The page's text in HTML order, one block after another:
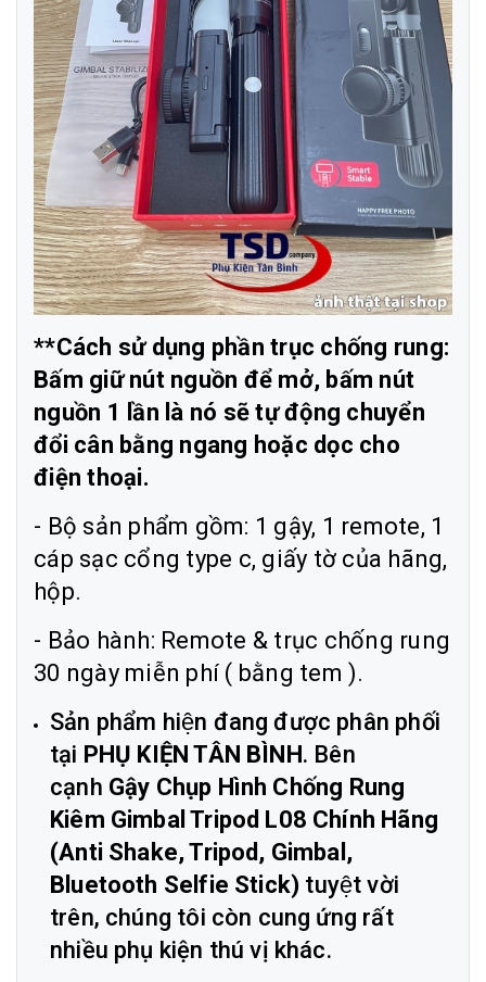
**Cách sử dụng phần trục chống rung:
Bấm giữ nút nguồn để mở, bấm nút
nguồn 1 lần là nó sẽ tự động chuyển
đổi cân bằng ngang hoặc dọc cho
điện thoại.
- Bộ sản phẩm gồm: 1 gậy, 1 remote, 1
cáp sạc cổng type c, giấy tờ của hãng,
hộp.
- Bảo hành: Remote & trục chống rung
30 ngày miễn phí ( bằng tem ).
Sản phẩm hiện đang được phân phối
tại PHỤ KIỆN TÂN BÌNH. Bên
cạnh Gậy Chụp Hình Chống Rung
Kiêm Gimbal Tripod L08 Chính Hãng
(Anti Shake, Tripod, Gimbal,
Bluetooth Selfie Stick) tuyệt vời
trên, chúng tôi còn cung ứng rất
nhiều phụ kiện thú vị khác.